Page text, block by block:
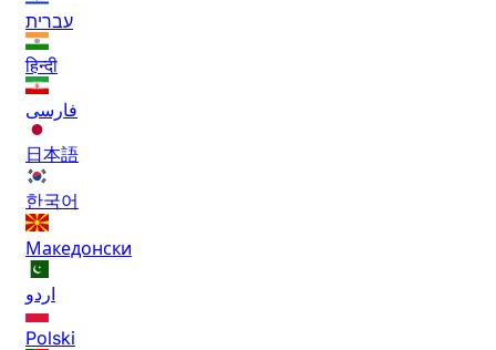
עברית
हिन्दी
فارسی
日本語
한국어
Македонски
اردو
Polski